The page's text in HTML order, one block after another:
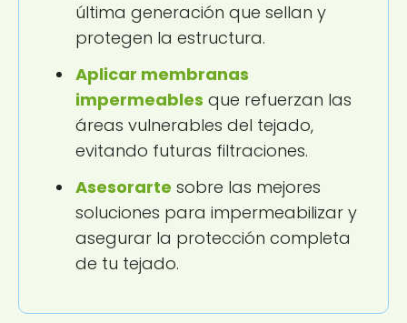
última generación que sellan y
protegen la estructura.
Aplicar membranas
impermeables que refuerzan las
áreas vulnerables del tejado,
evitando futuras filtraciones.
Asesorarte sobre las mejores
soluciones para impermeabilizar y
asegurar la protección completa
de tu tejado.